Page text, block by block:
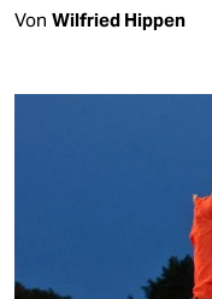
Von Wilfried Hippen